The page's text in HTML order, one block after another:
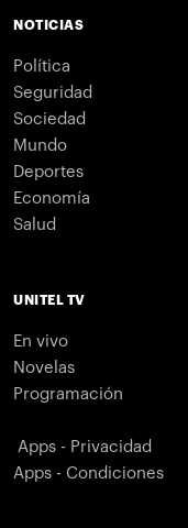
NOTICIAS
Política
Seguridad
Sociedad
Mundo
Deportes
Economía
Salud
UNITEL TV
En vivo
Novelas
Programación
Apps - Privacidad
Apps - Condiciones